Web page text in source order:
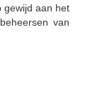
gewijd aan het
van